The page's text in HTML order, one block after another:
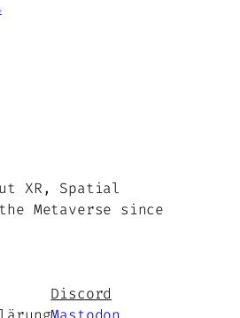
XR, Spatial
Metaverse since
Discord